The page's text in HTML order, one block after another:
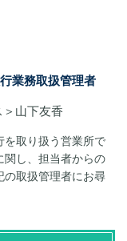
業務取扱管理者
山下友香
を取り扱う営業所で
関し、担当者からの
の取扱管理者にお尋